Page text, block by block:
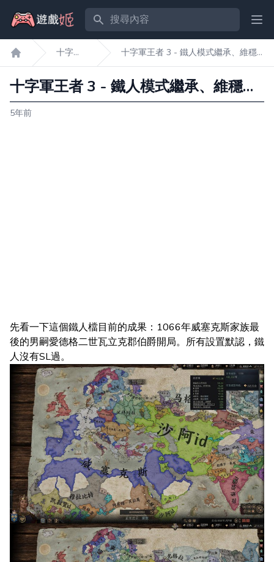
搜尋內容
遊戲姬首頁
十字軍
王者3
十字軍王者 3 - 鐵人模式繼承、維穩
及聯姻心得分享
十字軍王者 3 - 鐵人模式繼承、維穩及聯姻心得分享
5年前
先看一下這個鐵人檔目前的成果：1066年威塞克斯家族最
後的男嗣愛德格二世瓦立克郡伯爵開局。所有設置默認，鐵
人沒有SL過。